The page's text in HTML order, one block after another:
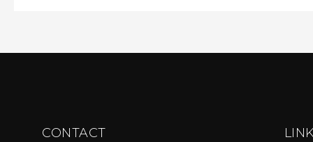
CONTACT